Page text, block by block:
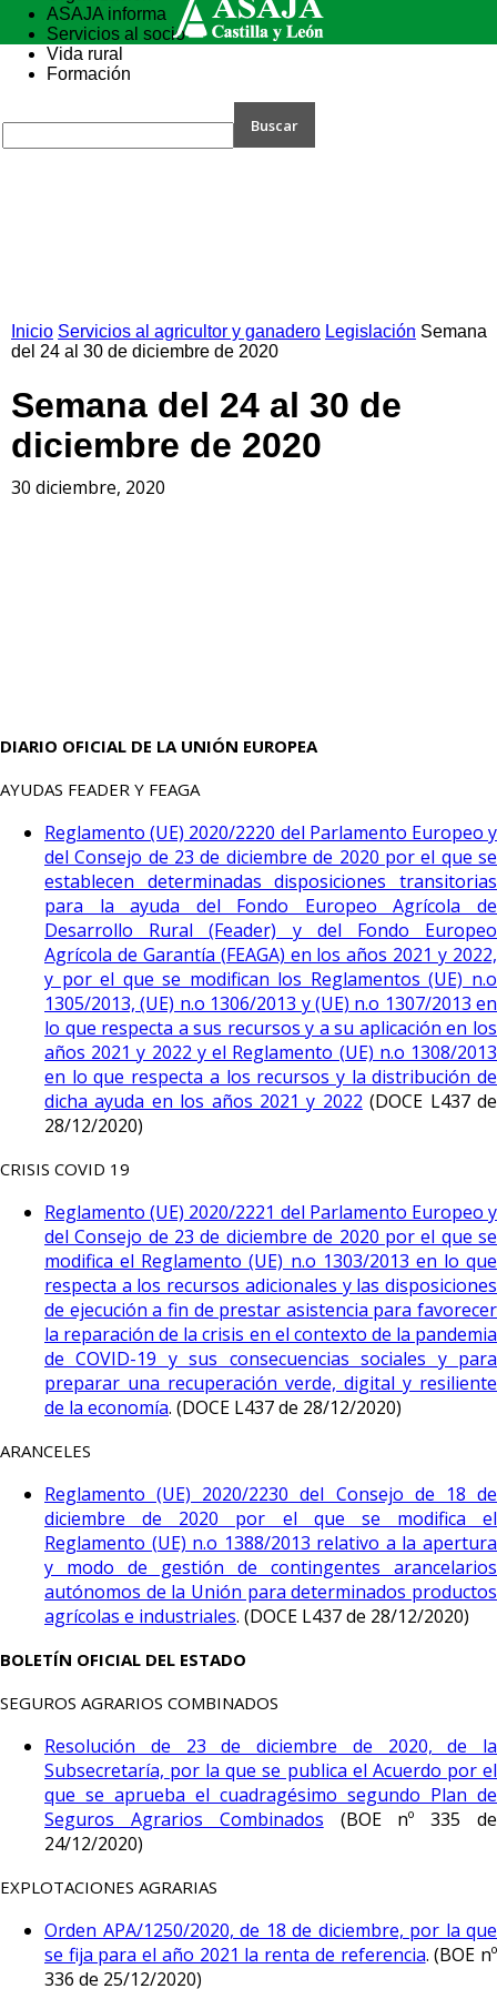
ASAJA informa
Servicios al socio
Vida rural
Formación
Inicio Servicios al agricultor y ganadero Legislación Semana
del 24 al 30 de diciembre de 2020
Semana del 24 al 30 de
diciembre de 2020
30 diciembre, 2020
DIARIO OFICIAL DE LA UNIÓN EUROPEA
AYUDAS FEADER Y FEAGA
Reglamento (UE) 2020/2220 del Parlamento Europeo y
del Consejo de 23 de diciembre de 2020 por el que se
establecen determinadas disposiciones transitorias
para la ayuda del Fondo Europeo Agrícola de
Desarrollo Rural (Feader) y del Fondo Europeo
Agrícola de Garantía (FEAGA) en los años 2021 y 2022,
y por el que se modifican los Reglamentos (UE) n.o
1305/2013, (UE) n.o 1306/2013 y (UE) n.o 1307/2013 en
lo que respecta a sus recursos y a su aplicación en los
años 2021 y 2022 y el Reglamento (UE) n.o 1308/2013
en lo que respecta a los recursos y la distribución de
dicha ayuda en los años 2021 y 2022 (DOCE L437 de
28/12/2020)
CRISIS COVID 19
Reglamento (UE) 2020/2221 del Parlamento Europeo y
del Consejo de 23 de diciembre de 2020 por el que se
modifica el Reglamento (UE) n.o 1303/2013 en lo que
respecta a los recursos adicionales y las disposiciones
de ejecución a fin de prestar asistencia para favorecer
la reparación de la crisis en el contexto de la pandemia
de COVID-19 y sus consecuencias sociales y para
preparar una recuperación verde, digital y resiliente
de la economía. (DOCE L437 de 28/12/2020)
ARANCELES
Reglamento (UE) 2020/2230 del Consejo de 18 de
diciembre de 2020 por el que se modifica el
Reglamento (UE) n.o 1388/2013 relativo a la apertura
y modo de gestión de contingentes arancelarios
autónomos de la Unión para determinados productos
agrícolas e industriales. (DOCE L437 de 28/12/2020)
BOLETÍN OFICIAL DEL ESTADO
SEGUROS AGRARIOS COMBINADOS
Resolución de 23 de diciembre de 2020, de la
Subsecretaría, por la que se publica el Acuerdo por el
que se aprueba el cuadragésimo segundo Plan de
Seguros Agrarios Combinados (BOE nº 335 de
24/12/2020)
EXPLOTACIONES AGRARIAS
Orden APA/1250/2020, de 18 de diciembre, por la que
se fija para el año 2021 la renta de referencia. (BOE nº
336 de 25/12/2020)